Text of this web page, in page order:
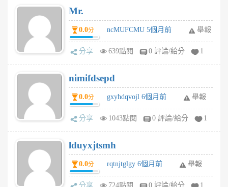
Mr.
0.0分 ncMUFCMU 5個月前 舉報
分享 639點閱 0 評論/給分 1
nimifdsepd
0.0分 gxyhdqvojl 6個月前 舉報
分享 1043點閱 0 評論/給分 1
lduyxjtsmh
0.0分 rqtnjtglgy 6個月前 舉報
分享 724點閱 0 評論/給分 1